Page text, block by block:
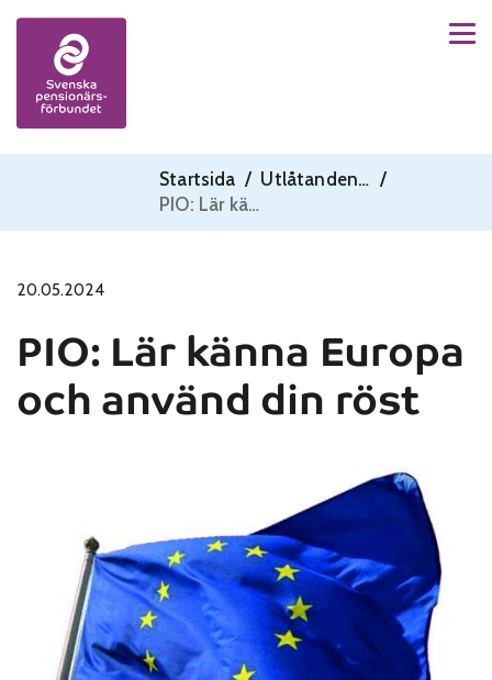
Skip to content
Startsida / Utlåtanden - PIO /
PIO: Lär känna Europa och använd din röst
20.05.2024
PIO: Lär känna Europa
och använd din röst